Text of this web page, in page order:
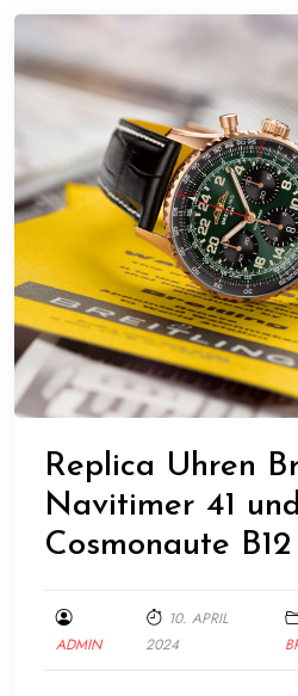
Replica Uhren
Navitimer 41 und
Cosmonaute
ADMIN
10. APRIL
2024